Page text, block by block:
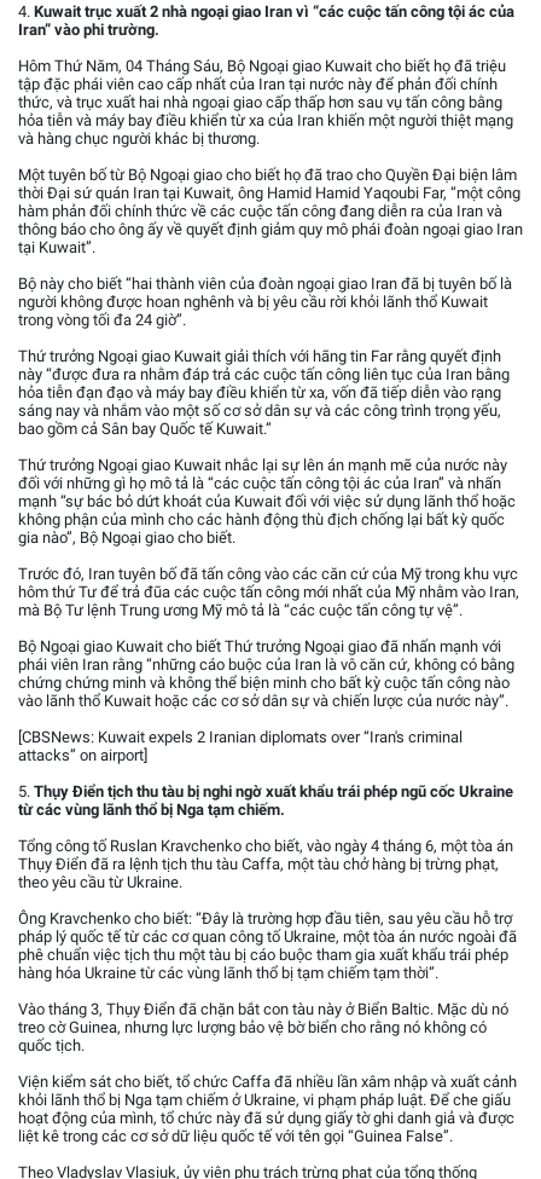
4. Kuwait trục xuất 2 nhà ngoại giao Iran vì “các cuộc tấn công tội ác của
Iran” vào phi trường.
Hôm Thứ Năm, 04 Tháng Sáu, Bộ Ngoại giao Kuwait cho biết họ đã triệu
tập đặc phái viên cao cấp nhất của Iran tại nước này để phản đối chính
thức, và trục xuất hai nhà ngoại giao cấp thấp hơn sau vụ tấn công bằng
hỏa tiễn và máy bay điều khiển từ xa của Iran khiến một người thiệt mạng
và hàng chục người khác bị thương.
Một tuyên bố từ Bộ Ngoại giao cho biết họ đã trao cho Quyền Đại biện lâm
thời Đại sứ quán Iran tại Kuwait, ông Hamid Hamid Yaqoubi Far, “một công
hàm phản đối chính thức về các cuộc tấn công đang diễn ra của Iran và
thông báo cho ông ấy về quyết định giảm quy mô phái đoàn ngoại giao Iran
tại Kuwait”.
Bộ này cho biết “hai thành viên của đoàn ngoại giao Iran đã bị tuyên bố là
người không được hoan nghênh và bị yêu cầu rời khỏi lãnh thổ Kuwait
trong vòng tối đa 24 giờ”.
Thứ trưởng Ngoại giao Kuwait giải thích với hãng tin Far rằng quyết định
này “được đưa ra nhằm đáp trả các cuộc tấn công liên tục của Iran bằng
hỏa tiễn đạn đạo và máy bay điều khiển từ xa, vốn đã tiếp diễn vào rạng
sáng nay và nhắm vào một số cơ sở dân sự và các công trình trọng yếu,
bao gồm cả Sân bay Quốc tế Kuwait.”
Thứ trưởng Ngoại giao Kuwait nhắc lại sự lên án mạnh mẽ của nước này
đối với những gì họ mô tả là “các cuộc tấn công tội ác của Iran” và nhấn
mạnh “sự bác bỏ dứt khoát của Kuwait đối với việc sử dụng lãnh thổ hoặc
không phận của mình cho các hành động thù địch chống lại bất kỳ quốc
gia nào”, Bộ Ngoại giao cho biết.
Trước đó, Iran tuyên bố đã tấn công vào các căn cứ của Mỹ trong khu vực
hôm thứ Tư để trả đũa các cuộc tấn công mới nhất của Mỹ nhằm vào Iran,
mà Bộ Tư lệnh Trung ương Mỹ mô tả là “các cuộc tấn công tự vệ”.
Bộ Ngoại giao Kuwait cho biết Thứ trưởng Ngoại giao đã nhấn mạnh với
phái viên Iran rằng “những cáo buộc của Iran là vô căn cứ, không có bằng
chứng chứng minh và không thể biện minh cho bất kỳ cuộc tấn công nào
vào lãnh thổ Kuwait hoặc các cơ sở dân sự và chiến lược của nước này”.
[CBSNews: Kuwait expels 2 Iranian diplomats over “Iran's criminal
attacks” on airport]
5. Thụy Điển tịch thu tàu bị nghi ngờ xuất khẩu trái phép ngũ cốc Ukraine
từ các vùng lãnh thổ bị Nga tạm chiếm.
Tổng công tố Ruslan Kravchenko cho biết, vào ngày 4 tháng 6, một tòa án
Thụy Điển đã ra lệnh tịch thu tàu Caffa, một tàu chở hàng bị trừng phạt,
theo yêu cầu từ Ukraine.
Ông Kravchenko cho biết: “Đây là trường hợp đầu tiên, sau yêu cầu hỗ trợ
pháp lý quốc tế từ các cơ quan công tố Ukraine, một tòa án nước ngoài đã
phê chuẩn việc tịch thu một tàu bị cáo buộc tham gia xuất khẩu trái phép
hàng hóa Ukraine từ các vùng lãnh thổ bị tạm chiếm tạm thời”.
Vào tháng 3, Thụy Điển đã chặn bắt con tàu này ở Biển Baltic. Mặc dù nó
treo cờ Guinea, nhưng lực lượng bảo vệ bờ biển cho rằng nó không có
quốc tịch.
Viện kiểm sát cho biết, tổ chức Caffa đã nhiều lần xâm nhập và xuất cảnh
khỏi lãnh thổ bị Nga tạm chiếm ở Ukraine, vi phạm pháp luật. Để che giấu
hoạt động của mình, tổ chức này đã sử dụng giấy tờ ghi danh giả và được
liệt kê trong các cơ sở dữ liệu quốc tế với tên gọi “Guinea False”.
Theo Vladyslav Vlasiuk, ủy viên phụ trách trừng phạt của tổng thống